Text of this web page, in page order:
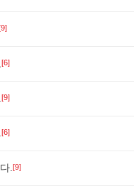
[6]
[9]
[6]
. [9]